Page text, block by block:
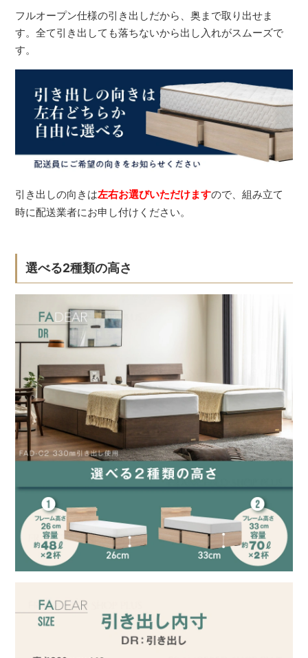
フルオープン仕様の引き出しだから、奥まで取り出せま
す。全て引き出しても落ちないから出し入れがスムーズで
す。
引き出しの向きは左右お選びいただけますので、組み立て
時に配送業者にお申し付けください。
選べる2種類の高さ